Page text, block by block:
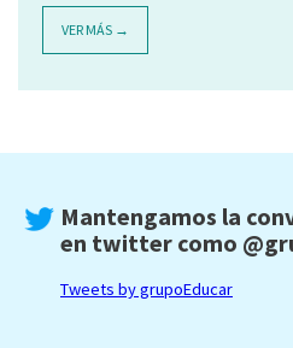
VER MÁS →
Mantengamos la
en twitter como
Tweets by grupoEducar